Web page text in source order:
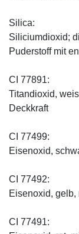
Silica:
Siliciumdioxid;
Puderstoff mit
CI 77891:
Titandioxid,
Deckkraft
CI 77499:
Eisenoxid,
CI 77492:
Eisenoxid,
CI 77491: